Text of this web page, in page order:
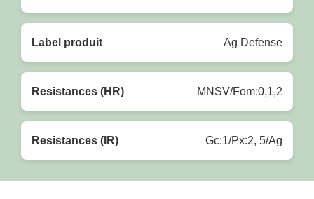
Label produit Ag Defense
Resistances (HR) MNSV/Fom:0,1,2
Resistances (IR) Gc:1/Px:2, 5/Ag